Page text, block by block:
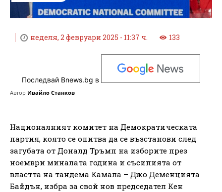
неделя, 2 февруари 2025 - 11:37 ч. 133
Последвай Bnews.bg в
Автор Ивайло Станков
Националният комитет на Демократическата
партия, която се опитва да се възстанови след
загубата от Доналд Тръмп на изборите през
ноември миналата година и съсипията от
властта на тандема Камала – Джо Деменцията
Байдън, избра за свой нов председател Кен